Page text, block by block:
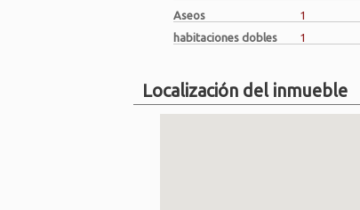
Aseos
1
habitaciones dobles
1
Localización del inmueble